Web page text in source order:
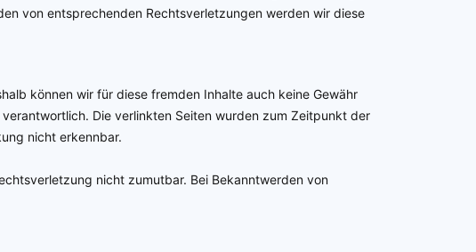
von entsprechenden Rechtsverletzungen werden wir diese
können wir für diese fremden Inhalte auch keine Gewähr
Die verlinkten Seiten wurden zum Zeitpunkt der
nicht erkennbar.
nicht zumutbar. Bei Bekanntwerden von